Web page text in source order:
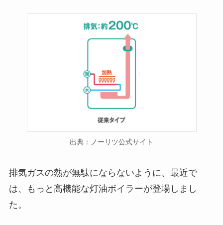
出典：ノーリツ公式サイト
排気ガスの熱が無駄にならないように、最近で
は、もっと高機能な灯油ボイラーが登場しまし
た。